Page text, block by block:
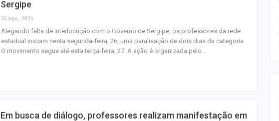
Sergipe
26 ago, 2024
Alegando falta de interlocução com o Governo de Sergipe, os professores da rede
estadual iniciam nesta segunda-feira, 26, uma paralisação de dois dias da categoria.
O movimento segue até esta terça-feira, 27. A ação é organizada pelo…
Em busca de diálogo, professores realizam manifestação em